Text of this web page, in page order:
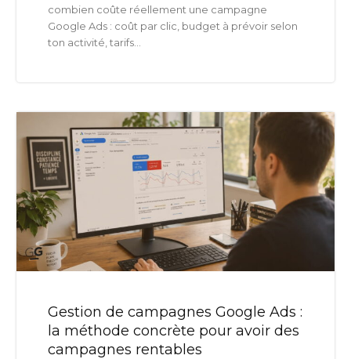
combien coûte réellement une campagne
Google Ads : coût par clic, budget à prévoir selon
ton activité, tarifs...
Gestion de campagnes Google Ads :
la méthode concrète pour avoir des
campagnes rentables